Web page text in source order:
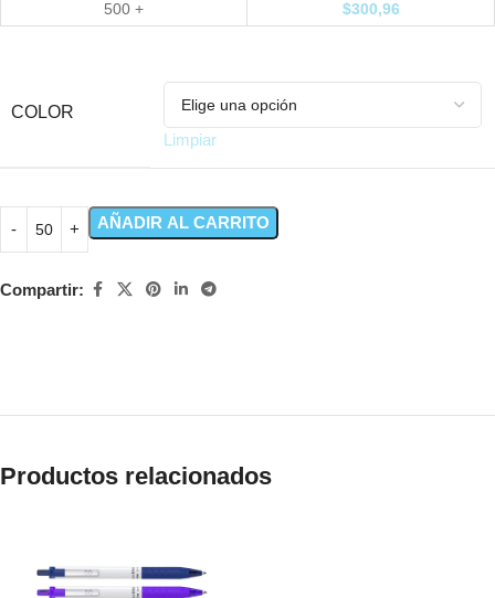
500 +
$300,96
COLOR
Limpiar
AÑADIR AL CARRITO
Compartir:
Productos relacionados